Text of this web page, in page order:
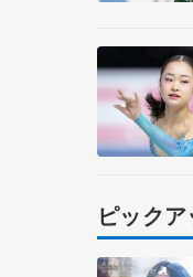
ピック